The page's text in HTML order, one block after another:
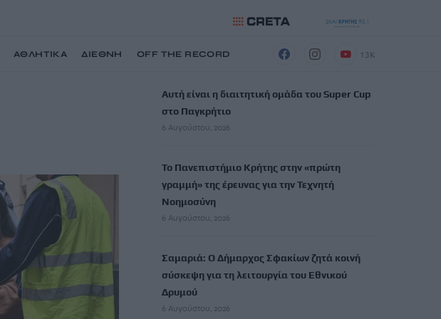
ΑΘΛΗΤΙΚΑ ΔΙΕΘΝΗ OFF THE RECORD
13K
Αυτή είναι η διαιτητική ομάδα του Super Cup
στο Παγκρήτιο
6 Αυγούστου, 2026
Το Πανεπιστήμιο Κρήτης στην «πρώτη
γραμμή» της έρευνας για την Τεχνητή
Νοημοσύνη
6 Αυγούστου, 2026
Σαμαριά: Ο Δήμαρχος Σφακίων ζητά κοινή
σύσκεψη για τη λειτουργία του Εθνικού
Δρυμού
6 Αυγούστου, 2026